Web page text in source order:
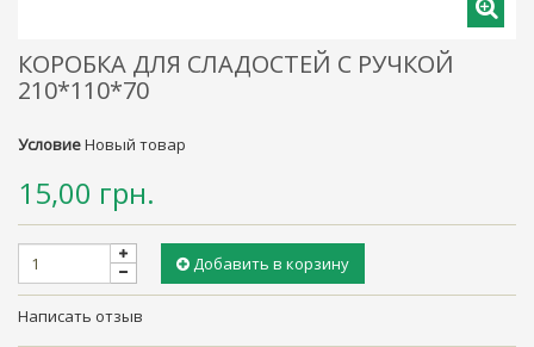
КОРОБКА ДЛЯ СЛАДОСТЕЙ С РУЧКОЙ
210*110*70
УсловиеНовый товар
15,00 грн.
Добавить в корзину
Написать отзыв